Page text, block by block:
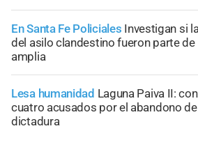
En Santa Fe Policiales Investigan si
del asilo clandestino fueron parte
amplia
Lesa humanidad Laguna Paiva II:
cuatro acusados por el abandono
dictadura